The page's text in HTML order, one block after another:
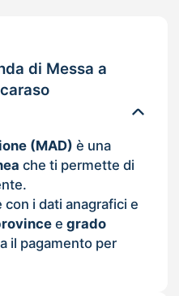
di Messa a
(MAD) è una
che ti permette di
i dati anagrafici e
e grado
il pagamento per